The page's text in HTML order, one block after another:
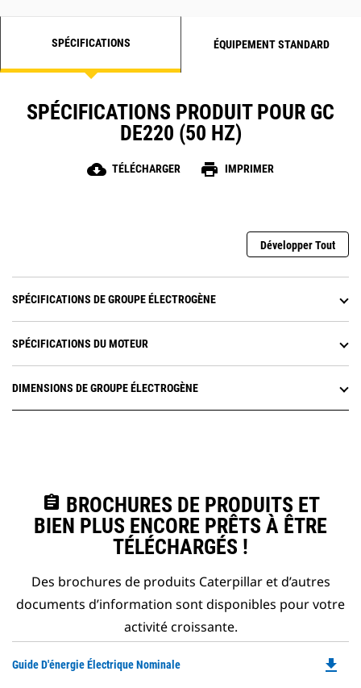
SPÉCIFICATIONS ÉQUIPEMENT STANDARD
SPÉCIFICATIONS PRODUIT POUR GC
DE220 (50 HZ)
cloud_download TÉLÉCHARGER print IMPRIMER
Développer Tout
SPÉCIFICATIONS DE GROUPE ÉLECTROGÈNE
SPÉCIFICATIONS DU MOTEUR
DIMENSIONS DE GROUPE ÉLECTROGÈNE
assignment BROCHURES DE PRODUITS ET
BIEN PLUS ENCORE PRÊTS À ÊTRE
TÉLÉCHARGÉS !
Des brochures de produits Caterpillar et d’autres
documents d’information sont disponibles pour votre
activité croissante.
Guide D'énergie Électrique Nominale file_download